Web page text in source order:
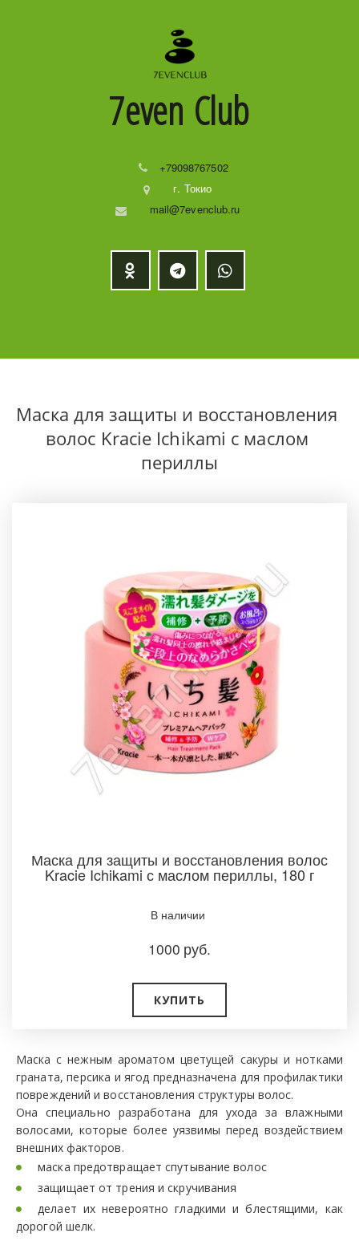
7even Club
+79098767502
г. Токио
mail@7evenclub.ru
Маска для защиты и восстановления
волос Kracie Ichikami с маслом
периллы
Маска для защиты и восстановления волос
Kracie Ichikami с маслом периллы, 180 г
В наличии
1000 руб.
КУПИТЬ
Маска с нежным ароматом цветущей сакуры и нотками
граната, персика и ягод предназначена для профилактики
повреждений и восстановления структуры волос.
Она специально разработана для ухода за влажными
волосами, которые более уязвимы перед воздействием
внешних факторов.
маска предотвращает спутывание волос
защищает от трения и скручивания
делает их невероятно гладкими и блестящими, как
дорогой шелк.